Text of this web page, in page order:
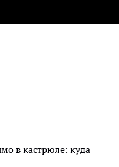
Преображенская
в кастрюле: куда